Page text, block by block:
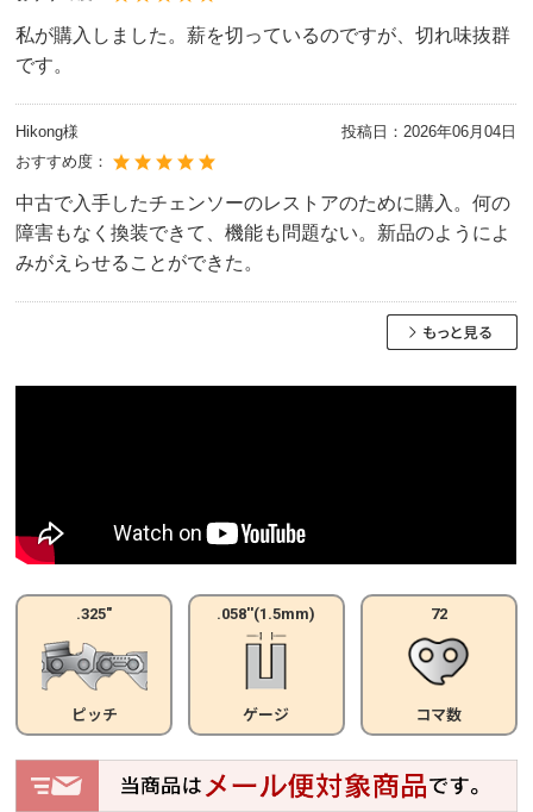
私が購入しました。薪を切っているのですが、切れ味抜群
です。
Hikong様 投稿日：2026年06月04日
おすすめ度：
中古で入手したチェンソーのレストアのために購入。何の
障害もなく換装できて、機能も問題ない。新品のようによ
みがえらせることができた。
.325"
ピッチ
.058''(1.5mm)
ゲージ
72
コマ数